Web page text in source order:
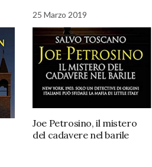
25 Marzo 2019
Joe Petrosino, il mistero
del cadavere nel barile